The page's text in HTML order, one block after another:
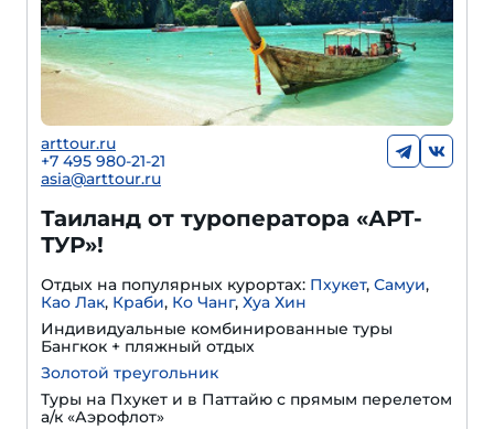
arttour.ru
+7 495 980-21-21
asia@arttour.ru
Таиланд от туроператора «АРТ-
ТУР»!
Отдых на популярных курортах: Пхукет, Самуи,
Као Лак, Краби, Ко Чанг, Хуа Хин
Индивидуальные комбинированные туры
Бангкок + пляжный отдых
Золотой треугольник
Туры на Пхукет и в Паттайю с прямым перелетом
а/к «Аэрофлот»